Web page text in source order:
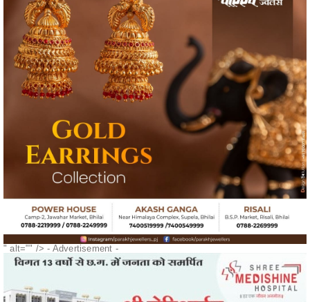
" alt="" />- Advertisement -